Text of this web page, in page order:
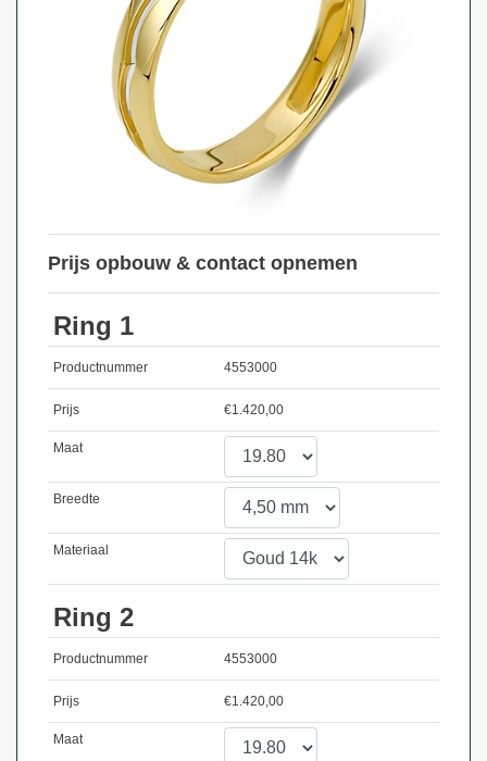
Prijs opbouw & contact opnemen
Ring 1
Productnummer 4553000
Prijs €1.420,00
Maat
Breedte
Materiaal
Ring 2
Productnummer 4553000
Prijs €1.420,00
Maat